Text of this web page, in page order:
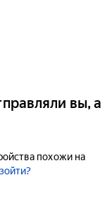
вы, а
похожи на